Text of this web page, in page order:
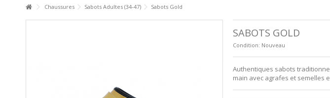
Chaussures Sabots Adultes (34-47) Sabots Gold
SABOTS GOLD
Condition: Nouveau
Authentiques sabots
main avec agrafes et semelles